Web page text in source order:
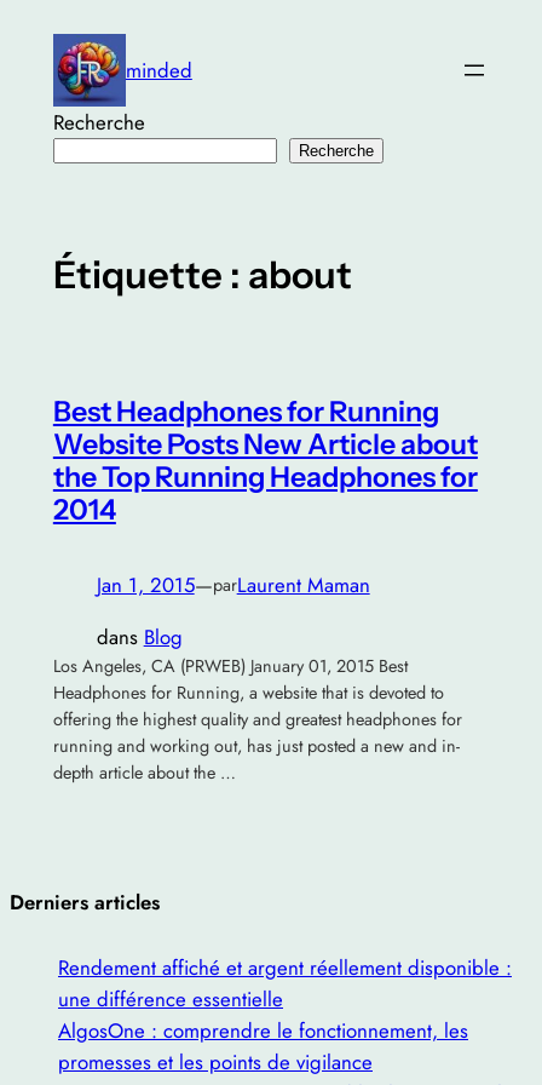
contenu
minded
Recherche
Recherche
Étiquette : about
Best Headphones for Running
Website Posts New Article about
the Top Running Headphones for
2014
Jan 1, 2015—parLaurent Maman
dans Blog
Los Angeles, CA (PRWEB) January 01, 2015 Best
Headphones for Running, a website that is devoted to
offering the highest quality and greatest headphones for
running and working out, has just posted a new and in-
depth article about the …
Derniers articles
Rendement affiché et argent réellement disponible :
une différence essentielle
AlgosOne : comprendre le fonctionnement, les
promesses et les points de vigilance